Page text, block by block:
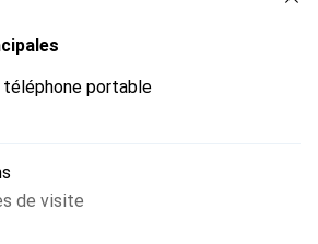
téléphone portable
de visite